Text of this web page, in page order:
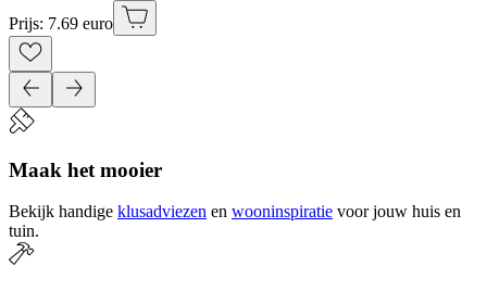
Prijs: 7.69 euro
Maak het mooier
Bekijk handige klusadviezen en wooninspiratie voor jouw huis en
tuin.